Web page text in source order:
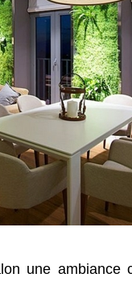
une ambiance